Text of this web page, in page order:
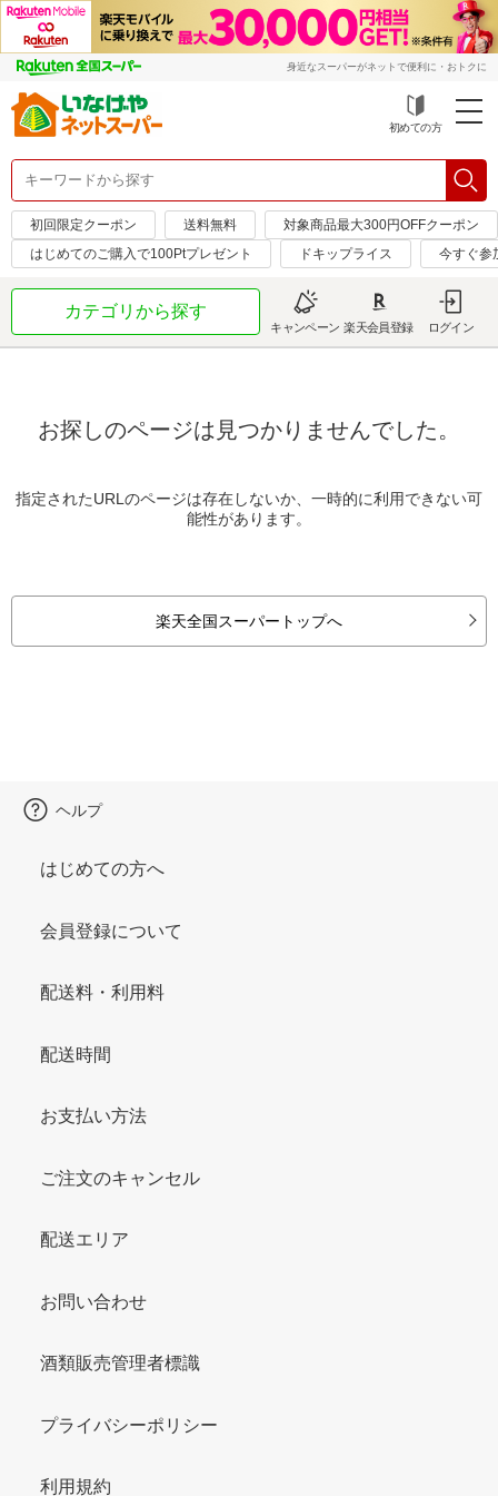
身近なスーパーがネットで便利に・おトクに
初めての方
初回限定クーポン 送料無料
対象商品最大300円OFFクーポン
はじめてのご購入で100Ptプレゼント
ドキップライス 今すぐ参
カテゴリから探す
キャンペーン 楽天会員登録 ログイン
お探しのページは見つかりませんでした。
指定されたURLのページは存在しないか、一時的に利用できない可
能性があります。
楽天全国スーパートップへ
ヘルプ
はじめての方へ
会員登録について
配送料・利用料
配送時間
お支払い方法
ご注文のキャンセル
配送エリア
お問い合わせ
酒類販売管理者標識
プライバシーポリシー
利用規約